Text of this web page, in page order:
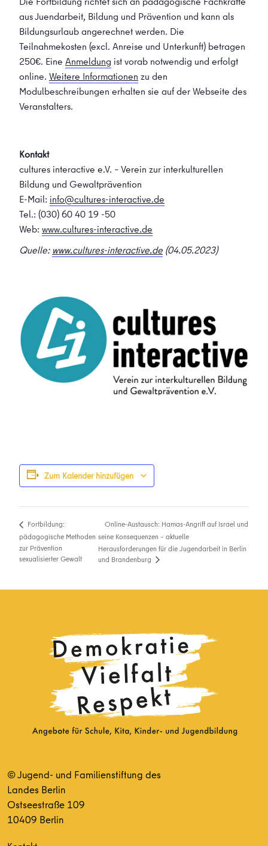
aus Juendarbeit, Bildung und Prävention und kann als
Bildungsurlaub angerechnet werden. Die
Teilnahmekosten (excl. Anreise und Unterkunft) betragen
250€. Eine Anmeldung ist vorab notwendig und erfolgt
online. Weitere Informationen zu den
Modulbeschreibungen erhalten sie auf der Webseite des
Veranstalters.
Kontakt
cultures interactive e.V. – Verein zur interkulturellen
Bildung und Gewaltprävention
E-Mail: info@cultures-interactive.de
Tel.: (030) 60 40 19 -50
Web: www.cultures-interactive.de
Quelle: www.cultures-interactive.de (04.05.2023)
Zum Kalender hinzufügen
Fortbildung:
pädagogische Methoden
zur Prävention
sexualisierter Gewalt
Online-Austausch: Hamas-Angriff auf Israel und
seine Konsequenzen – aktuelle
Herausforderungen für die Jugendarbeit in Berlin
und Brandenburg
© Jugend- und Familienstiftung des
Landes Berlin
Ostseestraße 109
10409 Berlin